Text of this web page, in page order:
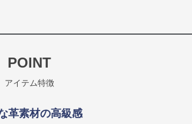
POINT
アイテム特徴
革素材の高級感